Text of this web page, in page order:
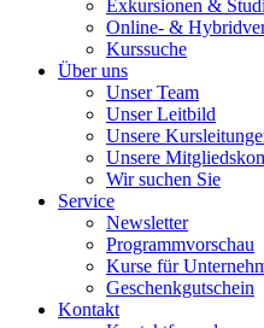
Exkursionen &
Online- &
Kurssuche
Über uns
Unser Team
Unser Leitbild
Unsere
Unsere
Wir suchen Sie
Service
Newsletter
Programmvorschau
Kurse für
Geschenkgutschein
Kontakt